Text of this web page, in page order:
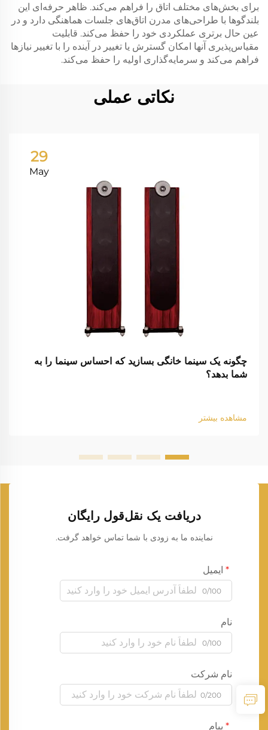
برای بخش‌های مختلف اتاق را فراهم می‌کند. ظاهر حرفه‌ای این
بلندگوها با طراحی‌های مدرن اتاق‌های جلسات هماهنگی دارد و در
عین حال برتری عملکردی خود را حفظ می‌کند. قابلیت
مقیاس‌پذیری آنها امکان گسترش یا تغییر در آینده را با تغییر نیازها
فراهم می‌کند و سرمایه‌گذاری اولیه را حفظ می‌کند.
نکاتی عملی
29
May
چگونه یک سینما خانگی بسازید که احساس سینما را به
شما بدهد؟
مشاهده بیشتر
دریافت یک نقل‌قول رایگان
نماینده ما به زودی با شما تماس خواهد گرفت.
ایمیل
0/100
نام
0/100
نام شرکت
0/200
پیام